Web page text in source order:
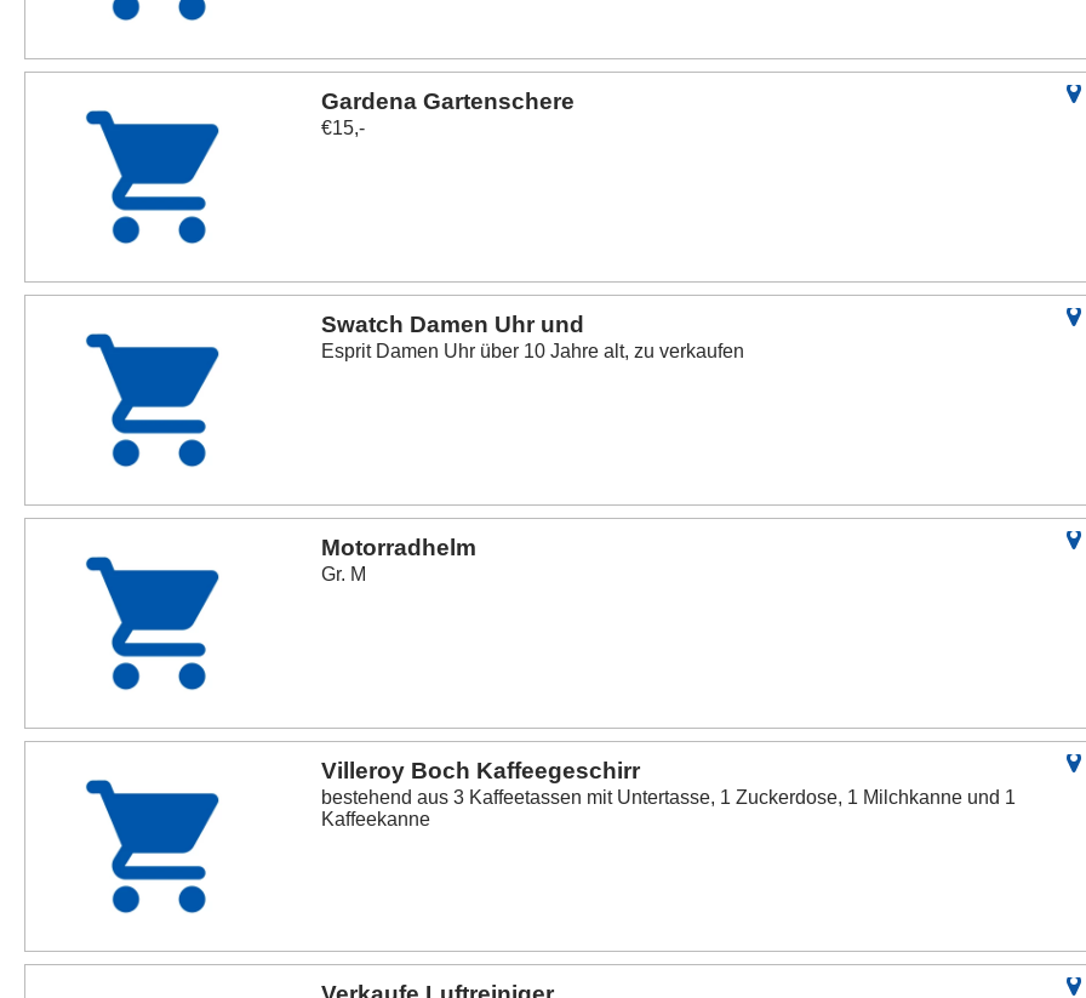
Gardena Gartenschere
€15,-
Swatch Damen Uhr und
Esprit Damen Uhr über 10 Jahre alt, zu verkaufen
Motorradhelm
Gr. M
Villeroy Boch Kaffeegeschirr
bestehend aus 3 Kaffeetassen mit Untertasse, 1 Zuckerdose, 1 Milchkanne und 1
Kaffeekanne